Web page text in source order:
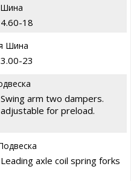
4.60-18
Шина
3.00-23
Swing arm two dampers.
adjustable for preload.
Leading axle coil spring forks